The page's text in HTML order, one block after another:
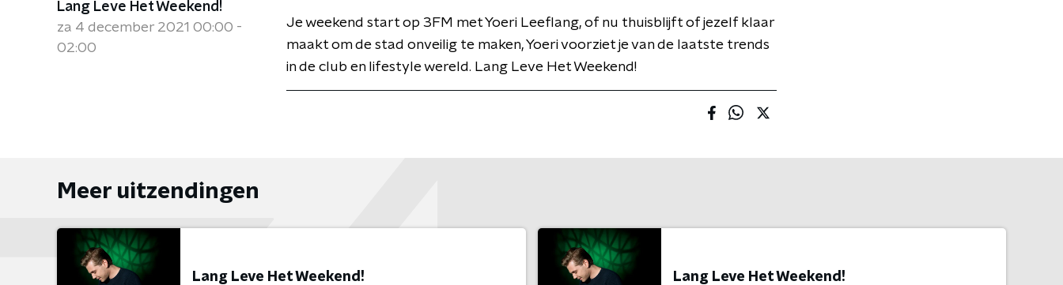
Lang Leve Het Weekend!
za 4 december 2021 00:00 -
02:00
Je weekend start op 3FM met Yoeri Leeflang, of nu thuisblijft of jezelf klaar
maakt om de stad onveilig te maken, Yoeri voorziet je van de laatste trends
in de club en lifestyle wereld. Lang Leve Het Weekend!
Meer uitzendingen
Lang Leve Het Weekend!
Lang Leve Het Weekend!